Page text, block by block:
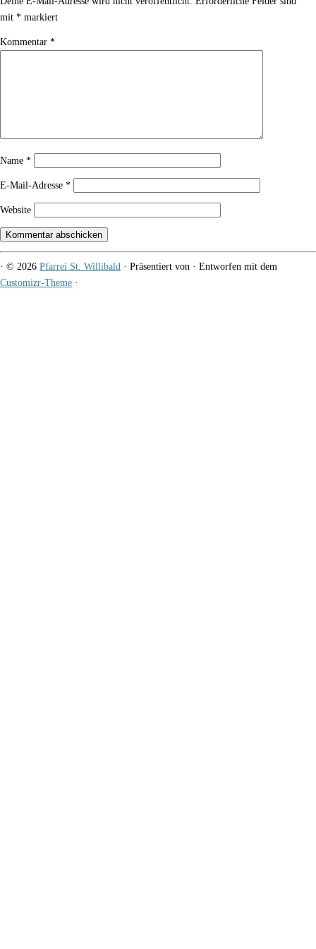
mit * markiert
Kommentar *
Name *
E-Mail-Adresse *
Website
· © 2026 Pfarrei St. Willibald · Präsentiert von · Entworfen mit dem
Customizr-Theme ·